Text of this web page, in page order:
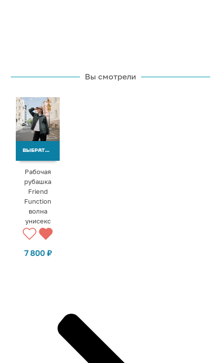
Вы смотрели
ВЫБРАТЬ ВАРИАНТЫ
Рабочая
рубашка
Friend
Function
волна
унисекс
7 800 ₽